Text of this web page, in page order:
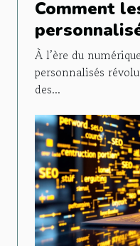
Comment
les
À l’ère du
personnalisés
des...